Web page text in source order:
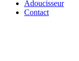
Adoucisseur
Contact